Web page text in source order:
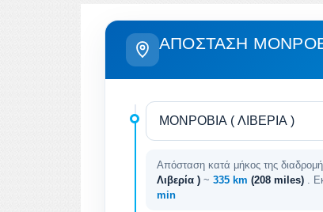
ΑΠΌΣΤΑΣΗ
Απόσταση κατά μήκος της
Λιβερία ) ~ 335 km (208 miles) .
min